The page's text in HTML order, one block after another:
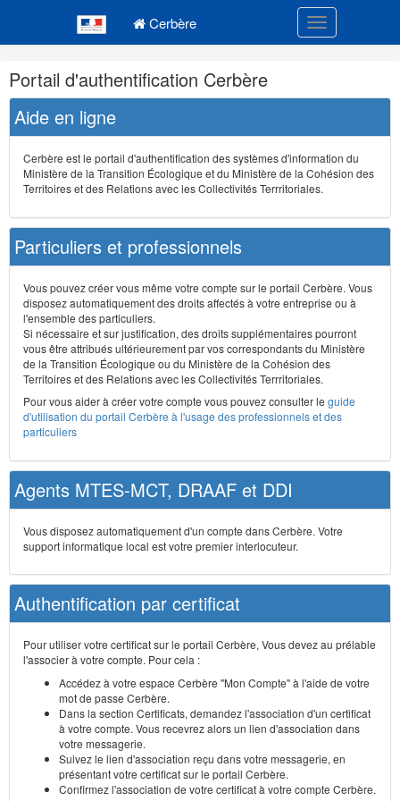
Cerbère Toggle
Navigation
et
outils
annexes
Portail d'authentification Cerbère
Aide en ligne
Cerbère est le portail d'authentification des systèmes d'information du
Ministère de la Transition Écologique et du Ministère de la Cohésion des
Territoires et des Relations avec les Collectivités Terrritoriales.
Particuliers et professionnels
Vous pouvez créer vous même votre compte sur le portail Cerbère. Vous
disposez automatiquement des droits affectés à votre entreprise ou à
l'ensemble des particuliers.
Si nécessaire et sur justification, des droits supplémentaires pourront
vous être attribués ultérieurement par vos correspondants du Ministère
de la Transition Écologique ou du Ministère de la Cohésion des
Territoires et des Relations avec les Collectivités Terrritoriales.
Pour vous aider à créer votre compte vous pouvez consulter le guide
d'utilisation du portail Cerbère à l'usage des professionnels et des
particuliers
Agents MTES-MCT, DRAAF et DDI
Vous disposez automatiquement d'un compte dans Cerbère. Votre
support informatique local est votre premier interlocuteur.
Authentification par certificat
Pour utiliser votre certificat sur le portail Cerbère, Vous devez au prélable
l'associer à votre compte. Pour cela :
Accédez à votre espace Cerbère "Mon Compte" à l'aide de votre
mot de passe Cerbère.
Dans la section Certificats, demandez l'association d'un certificat
à votre compte. Vous recevrez alors un lien d'association dans
votre messagerie.
Suivez le lien d'association reçu dans votre messagerie, en
présentant votre certificat sur le portail Cerbère.
Confirmez l'association de votre certificat à votre compte Cerbère.